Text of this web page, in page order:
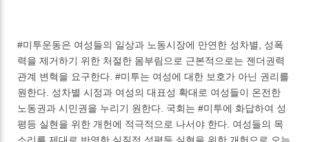
#미투운동은 여성들의 일상과 노동시장에 만연한 성차별, 성폭
력을 제거하기 위한 처절한 몸부림으로 근본적으로는 젠더권력
관계 변혁을 요구한다. #미투는 여성에 대한 보호가 아닌 권리를
원한다. 성차별 시정과 여성의 대표성 확대로 여성들이 온전한
노동권과 시민권을 누리기 원한다. 국회는 #미투에 화답하여 성
평등 실현을 위한 개헌에 적극적으로 나서야 한다. 여성들의 목
소리를 제대로 반영한 실질적 성평등 실현을 위한 개헌으로 오는